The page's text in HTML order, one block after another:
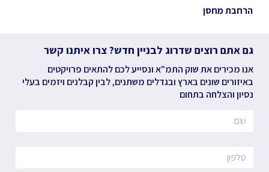
הרחבת מחסן
גם אתם רוצים שדרוג לבניין חדש? צרו איתנו קשר
אנו מכירים את שוק התמ"א ונסייע לכם להתאים פרויקטים
באיזורים שונים בארץ ובגדלים משתנים, לבין קבלנים ויזמים בעלי
נסיון והצלחה בתחום